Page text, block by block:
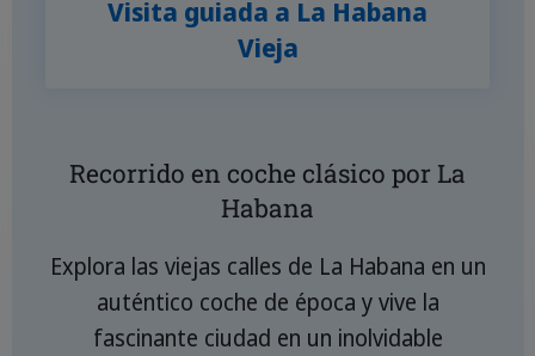
Visita guiada a La Habana
Vieja
Recorrido en coche clásico por La
Habana
Explora las viejas calles de La Habana en un
auténtico coche de época y vive la
fascinante ciudad en un inolvidable